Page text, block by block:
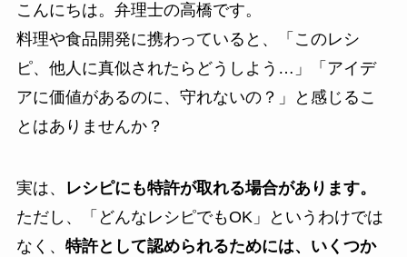
こんにちは。弁理士の高橋です。
料理や食品開発に携わっていると、「このレシ
ピ、他人に真似されたらどうしよう…」「アイデ
アに価値があるのに、守れないの？」と感じるこ
とはありませんか？
実は、
レシピにも特許が取れる場合があります。
ただし、「どんなレシピでもOK」というわけでは
なく、 特許として認められるためには、いくつか